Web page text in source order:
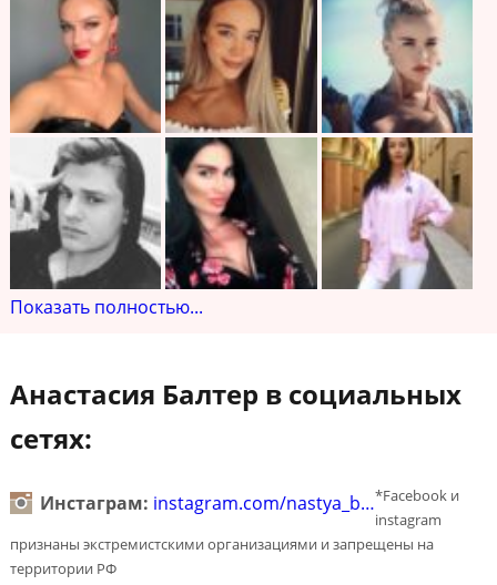
Показать полностью...
Анастасия Балтер в социальных
сетях:
Инстаграм: instagram.com/nastya_b…*Facebook и
instagram
признаны экстремистскими организациями и запрещены на
территории РФ